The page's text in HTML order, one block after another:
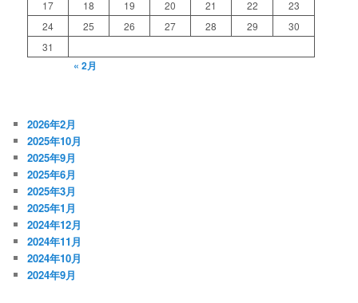
17
18 19 20 21 22
23
24
25 26 27 28 29
30
31
« 2月
2026年2月
2025年10月
2025年9月
2025年6月
2025年3月
2025年1月
2024年12月
2024年11月
2024年10月
2024年9月